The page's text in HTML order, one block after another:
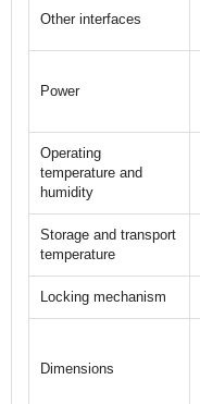
Other interfaces
Power
Operating
temperature and
humidity
Storage and transport
temperature
Locking mechanism
Dimensions